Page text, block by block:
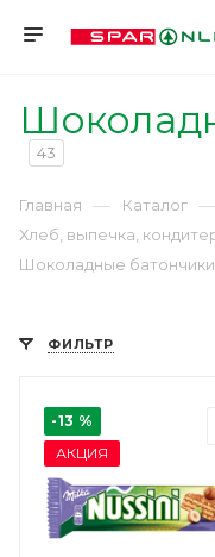
43
Главная — Каталог —
Хлеб, выпечка,
Шоколадные батончики
ФИЛЬТР
-13 %
АКЦИЯ